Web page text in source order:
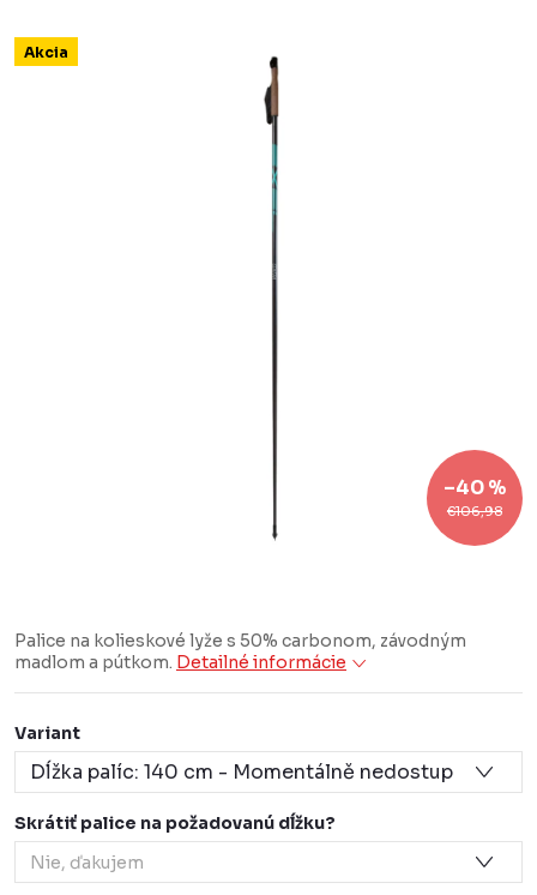
Akcia
€106,98
–40 %
Palice na kolieskové lyže s 50% carbonom, závodným
madlom a pútkom. Detailné informácie
Variant
Skrátiť palice na požadovanú dĺžku?